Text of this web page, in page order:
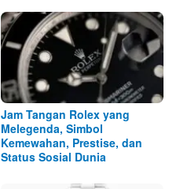
Jam Tangan Rolex yang
Melegenda, Simbol
Kemewahan, Prestise, dan
Status Sosial Dunia